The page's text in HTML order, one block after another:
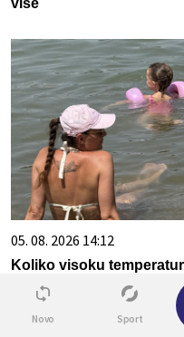
više
05. 08. 2026 14:12
Koliko visoku
Novo Sport